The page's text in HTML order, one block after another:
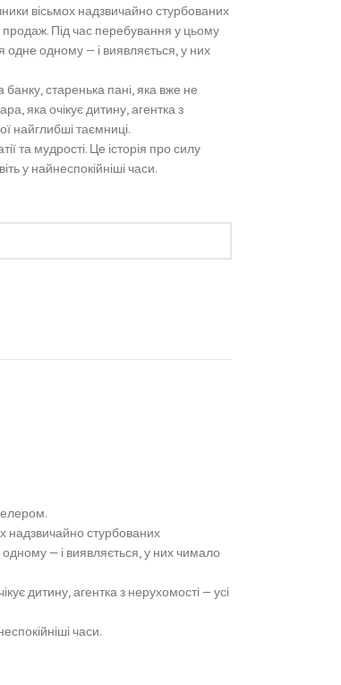
вісьмох надзвичайно стурбованих
продаж. Під час перебування у цьому
одне одному — і виявляється, у них
старенька пані, яка вже не
яка очікує дитину, агентка з
найглибші таємниці.
та мудрості. Це історія про силу
у найнеспокійніші часи.
надзвичайно стурбованих
— і виявляється, у них чимало
дитину, агентка з нерухомості — усі
часи.